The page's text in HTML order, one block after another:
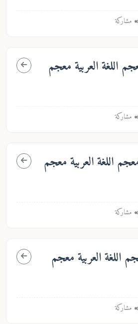
العربية معجم
اللغة العربية معجم
العربية معجم